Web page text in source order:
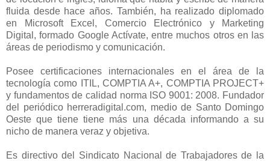
fluida desde hace años. También, ha realizado diplomado
en Microsoft Excel, Comercio Electrónico y Marketing
Digital, formado Google Actívate, entre muchos otros en las
áreas de periodismo y comunicación.
Posee certificaciones internacionales en el área de la
tecnología como ITIL, COMPTIA A+, COMPTIA PROJECT+
y fundamentos de calidad norma ISO 9001: 2008. Fundador
del periódico herreradigital.com, medio de Santo Domingo
Oeste que tiene tiene más una década informando a su
nicho de manera veraz y objetiva.
Es directivo del Sindicato Nacional de Trabajadores de la